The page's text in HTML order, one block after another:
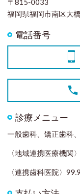
〒815-0033
福岡県福岡市南区大
電話番号
診療メニュー
一般歯科、矯正歯科
〈地域連携医療機関
〈連携歯科医院〉99.9